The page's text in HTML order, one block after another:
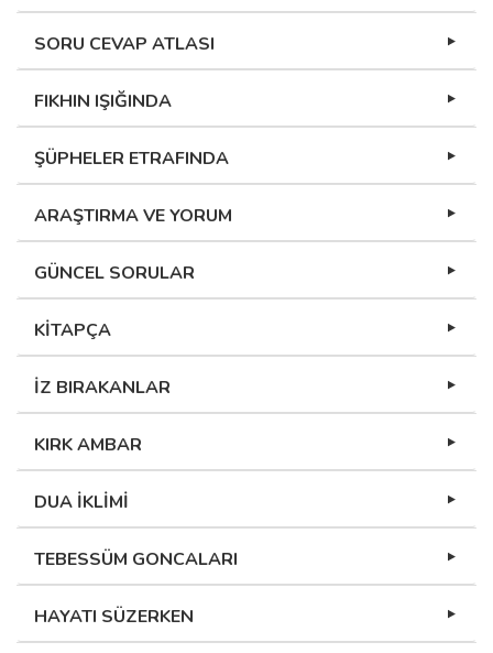
SORU CEVAP ATLASI
FIKHIN IŞIĞINDA
ŞÜPHELER ETRAFINDA
ARAŞTIRMA VE YORUM
GÜNCEL SORULAR
KİTAPÇA
İZ BIRAKANLAR
KIRK AMBAR
DUA İKLİMİ
TEBESSÜM GONCALARI
HAYATI SÜZERKEN